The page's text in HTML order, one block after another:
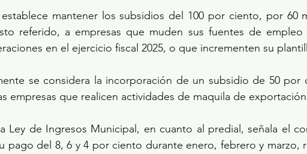
establece mantener los subsidios del 100 por ciento, por 60
referido, a empresas que muden sus fuentes de
en el ejercicio fiscal 2025, o que incrementen su
se considera la incorporación de un subsidio de 50 por
empresas que realicen actividades de maquila de
Ley de Ingresos Municipal, en cuanto al predial, señala el
pago del 8, 6 y 4 por ciento durante enero, febrero y marzo,